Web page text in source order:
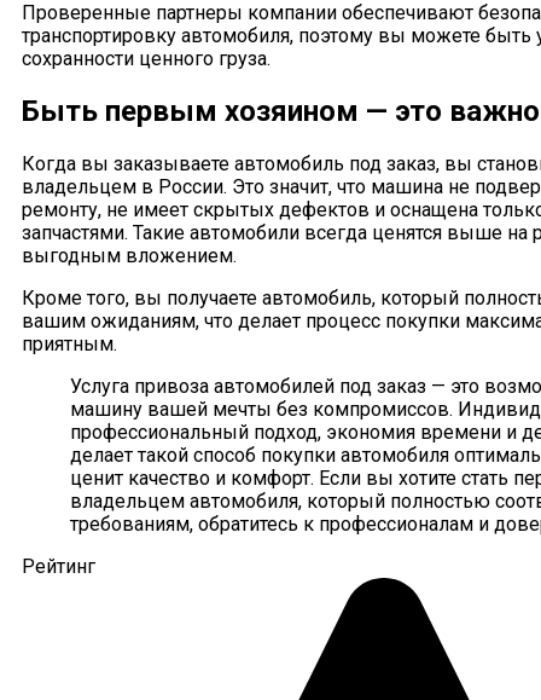
Проверенные партнеры компании обеспечивают
транспортировку автомобиля, поэтому вы можете
сохранности ценного груза.
Быть первым хозяином — это важно
Когда вы заказываете автомобиль под заказ, вы
владельцем в России. Это значит, что машина не
ремонту, не имеет скрытых дефектов и оснащена
запчастями. Такие автомобили всегда ценятся выше на
выгодным вложением.
Кроме того, вы получаете автомобиль, который
вашим ожиданиям, что делает процесс покупки
приятным.
Услуга привоза автомобилей под заказ — это
машину вашей мечты без компромиссов.
профессиональный подход, экономия времени и
делает такой способ покупки автомобиля
ценит качество и комфорт. Если вы хотите стать
владельцем автомобиля, который полностью
требованиям, обратитесь к профессионалам и
Рейтинг